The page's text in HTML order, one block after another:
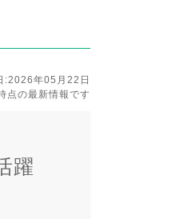
:2026年05月22日
点の最新情報です
躍